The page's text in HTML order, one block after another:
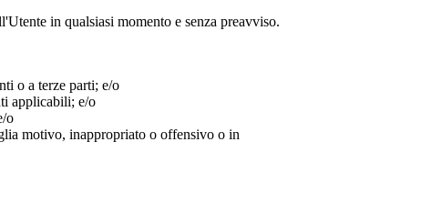
in qualsiasi momento e senza preavviso.
o a terze parti; e/o
applicabili; e/o
o
motivo, inappropriato o offensivo o in